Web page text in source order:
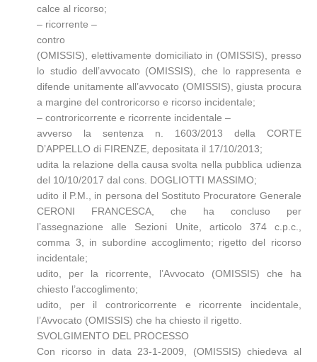
calce al ricorso;
– ricorrente –
contro
(OMISSIS), elettivamente domiciliato in (OMISSIS), presso
lo studio dell’avvocato (OMISSIS), che lo rappresenta e
difende unitamente all’avvocato (OMISSIS), giusta procura
a margine del controricorso e ricorso incidentale;
– controricorrente e ricorrente incidentale –
avverso la sentenza n. 1603/2013 della CORTE
D’APPELLO di FIRENZE, depositata il 17/10/2013;
udita la relazione della causa svolta nella pubblica udienza
del 10/10/2017 dal cons. DOGLIOTTI MASSIMO;
udito il P.M., in persona del Sostituto Procuratore Generale
CERONI FRANCESCA, che ha concluso per
l’assegnazione alle Sezioni Unite, articolo 374 c.p.c.,
comma 3, in subordine accoglimento; rigetto del ricorso
incidentale;
udito, per la ricorrente, l’Avvocato (OMISSIS) che ha
chiesto l’accoglimento;
udito, per il controricorrente e ricorrente incidentale,
l’Avvocato (OMISSIS) che ha chiesto il rigetto.
SVOLGIMENTO DEL PROCESSO
Con ricorso in data 23-1-2009, (OMISSIS) chiedeva al